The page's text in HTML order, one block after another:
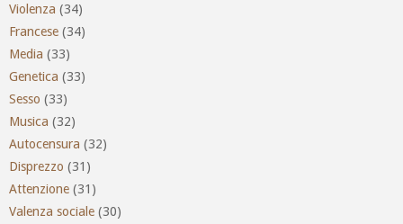
Violenza (34)
Francese (34)
Media (33)
Genetica (33)
Sesso (33)
Musica (32)
Autocensura (32)
Disprezzo (31)
Attenzione (31)
Valenza sociale (30)